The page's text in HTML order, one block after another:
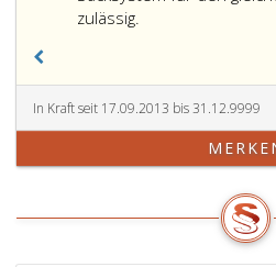
zulässig.
In Kraft seit 17.09.2013 bis 31.12.9999